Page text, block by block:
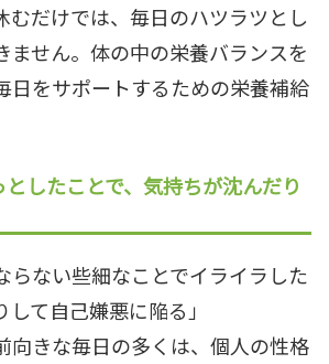
むだけでは、毎日のハツラツとし
ません。体の中の栄養バランスを
日をサポートするための栄養補給
したことで、気持ちが沈んだり
らない些細なことでイライラした
て自己嫌悪に陥る」
向きな毎日の多くは、個人の性格